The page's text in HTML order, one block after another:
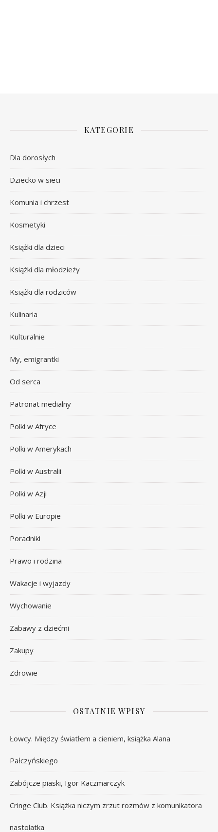
KATEGORIE
Dla dorosłych
Dziecko w sieci
Komunia i chrzest
Kosmetyki
Książki dla dzieci
Książki dla młodzieży
Książki dla rodziców
Kulinaria
Kulturalnie
My, emigrantki
Od serca
Patronat medialny
Polki w Afryce
Polki w Amerykach
Polki w Australii
Polki w Azji
Polki w Europie
Poradniki
Prawo i rodzina
Wakacje i wyjazdy
Wychowanie
Zabawy z dziećmi
Zakupy
Zdrowie
OSTATNIE WPISY
Łowcy. Między światłem a cieniem, książka Alana
Pałczyńskiego
Zabójcze piaski, Igor Kaczmarczyk
Cringe Club. Książka niczym zrzut rozmów z komunikatora
nastolatka